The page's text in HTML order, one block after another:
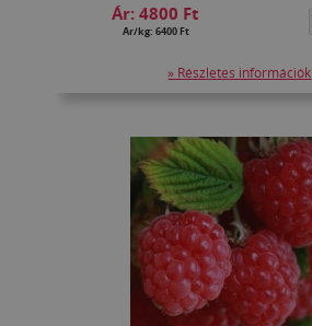
Ár:4800 Ft
Ár/kg: 6400 Ft
» Részletes információk